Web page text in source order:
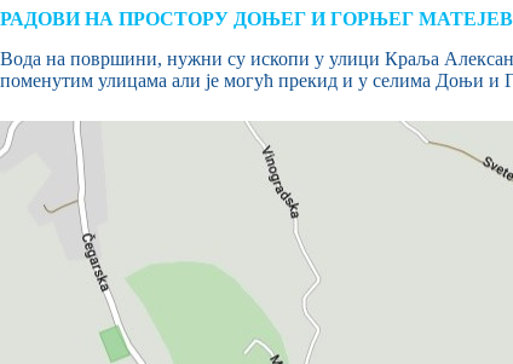
РАДОВИ НА ПРОСТОРУ ДОЊЕГ И ГОРЊЕГ
Вода на површини, нужни су ископи у улици Краља
поменутим улицама али је могућ прекид и у селима Доњи и